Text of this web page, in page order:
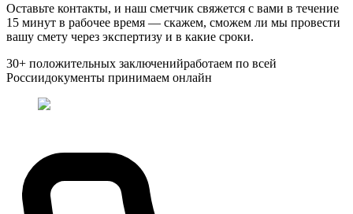
Оставьте контакты, и наш сметчик свяжется с вами в течение
15 минут в рабочее время — скажем, сможем ли мы провести
вашу смету через экспертизу и в какие сроки.
30+ положительных заключенийработаем по всей
Россиидокументы принимаем онлайн